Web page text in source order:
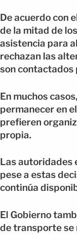
De acuerdo con
de la mitad de
asistencia para
rechazan las
son contactados
En muchos
permanecer en
prefieren
propia.
Las autoridades
pese a estas
continúa
El Gobierno
de transporte